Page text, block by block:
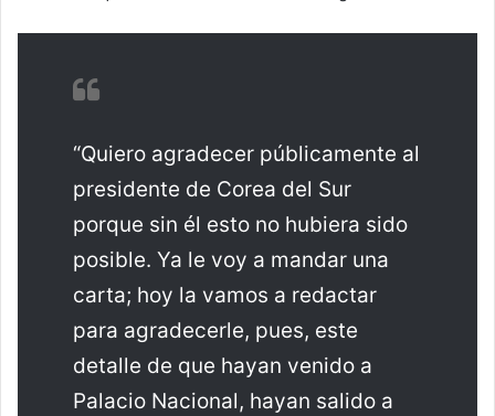
“Quiero agradecer públicamente al
presidente de Corea del Sur
porque sin él esto no hubiera sido
posible. Ya le voy a mandar una
carta; hoy la vamos a redactar
para agradecerle, pues, este
detalle de que hayan venido a
Palacio Nacional, hayan salido a